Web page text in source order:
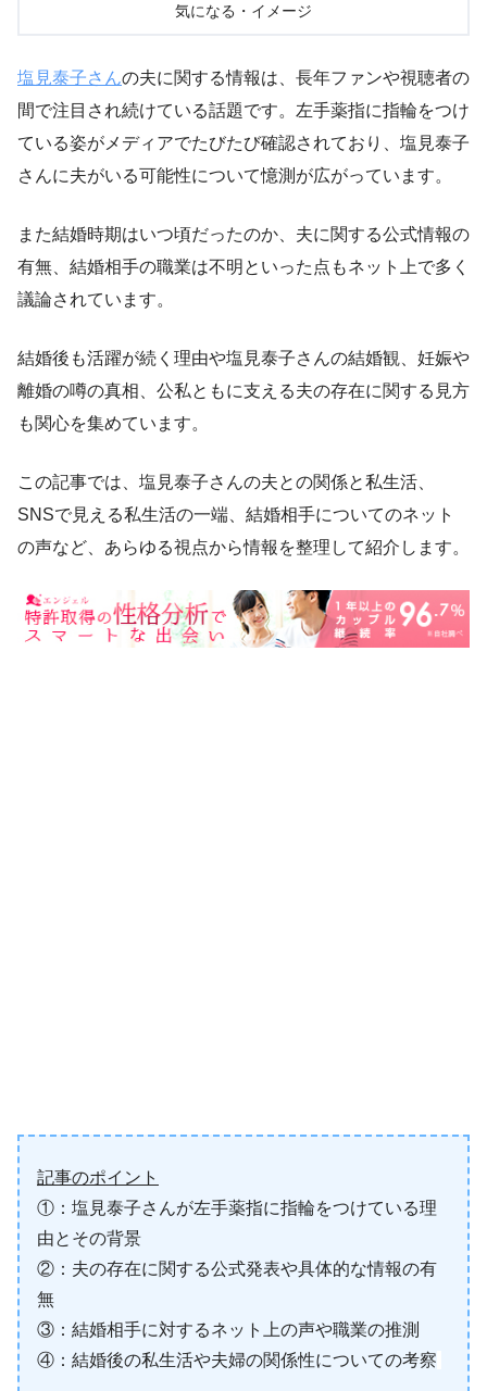
気になる・イメージ
塩見泰子さんの夫に関する情報は、長年ファンや視聴者の
間で注目され続けている話題です。左手薬指に指輪をつけ
ている姿がメディアでたびたび確認されており、塩見泰子
さんに夫がいる可能性について憶測が広がっています。
また結婚時期はいつ頃だったのか、夫に関する公式情報の
有無、結婚相手の職業は不明といった点もネット上で多く
議論されています。
結婚後も活躍が続く理由や塩見泰子さんの結婚観、妊娠や
離婚の噂の真相、公私ともに支える夫の存在に関する見方
も関心を集めています。
この記事では、塩見泰子さんの夫との関係と私生活、
SNSで見える私生活の一端、結婚相手についてのネット
の声など、あらゆる視点から情報を整理して紹介します。
記事のポイント
①：塩見泰子さんが左手薬指に指輪をつけている理
由とその背景
②：夫の存在に関する公式発表や具体的な情報の有
無
③：結婚相手に対するネット上の声や職業の推測
④：結婚後の私生活や夫婦の関係性についての考察